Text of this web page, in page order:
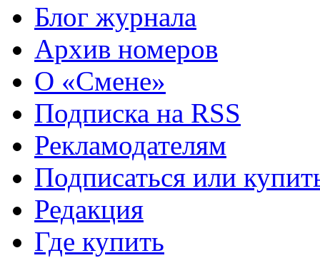
Блог журнала
Архив номеров
О «Смене»
Подписка на RSS
Рекламодателям
Подписаться или
Редакция
Где купить